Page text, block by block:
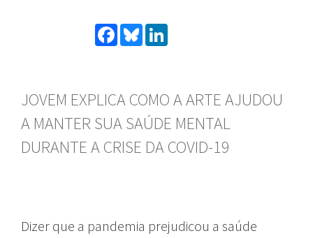
Facebook
Bluesky
JOVEM EXPLICA COMO A ARTE AJUDOU
A MANTER SUA SAÚDE MENTAL
DURANTE A CRISE DA COVID-19
Dizer que a pandemia prejudicou a saúde